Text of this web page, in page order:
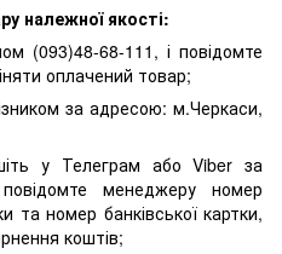
належної якості:
(093)48-68-111, і повідомте
оплачений товар;
за адресою: м.Черкаси,
у Телеграм або Viber за
менеджеру номер
та номер банківської картки,
коштів;